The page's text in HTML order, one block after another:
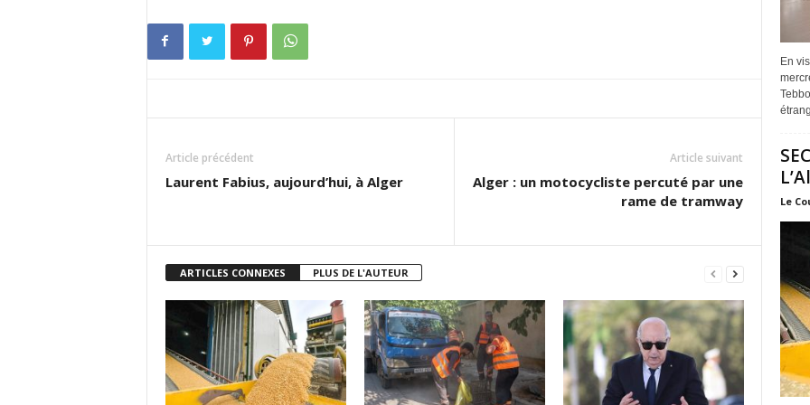
Article précédent
Laurent Fabius, aujourd’hui, à Alger
Article suivant
Alger : un motocycliste percuté par une
rame de tramway
ARTICLES CONNEXES PLUS DE L'AUTEUR
En
Le